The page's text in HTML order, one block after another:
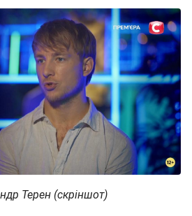
Терен (скріншот)